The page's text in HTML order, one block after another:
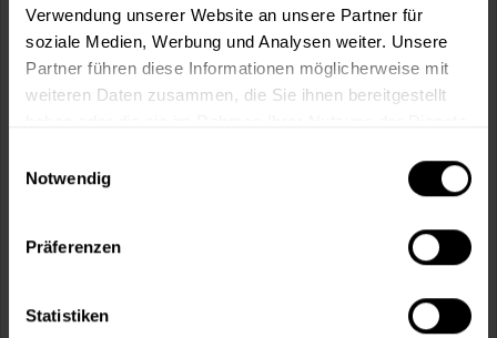
Verwendung unserer Website an unsere Partner für
soziale Medien, Werbung und Analysen weiter. Unsere
Partner führen diese Informationen möglicherweise mit
weiteren Daten zusammen, die Sie ihnen bereitgestellt
Notwendig
Präferenzen
Statistiken
Spezieller Härter für 2K-Aqua Epoxi-Primer 2373 und 2K-